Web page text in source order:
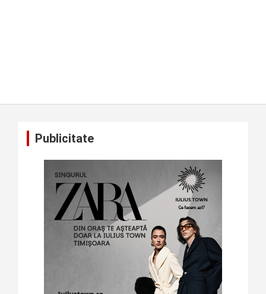
Publicitate